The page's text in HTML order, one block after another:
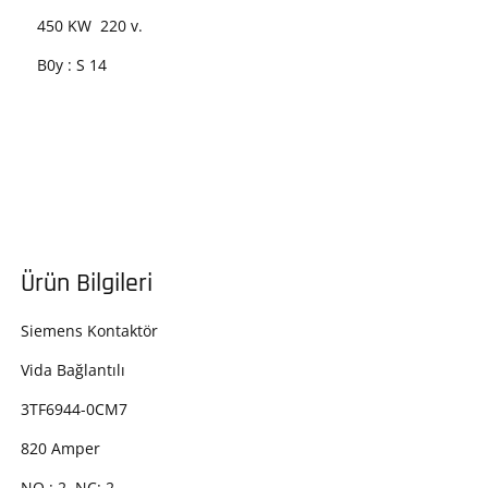
450 KW 220 v.
B0y : S 14
Ürün Bilgileri
Siemens Kontaktör
Vida Bağlantılı
3TF6944-0CM7
820 Amper